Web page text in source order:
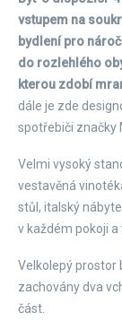
vstupem na
bydlení pro
do rozlehlého
kterou zdobí
dále je zde
spotřebiči značky
Velmi vysoký
vestavěná
stůl, italský
v každém pokoji
Velkolepý prostor
zachovány dva
část.